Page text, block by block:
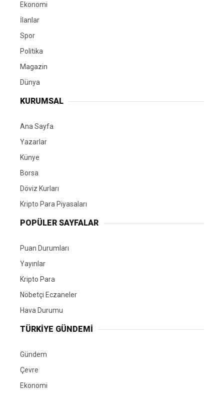
Ekonomi
İlanlar
Spor
Politika
Magazin
Dünya
KURUMSAL
Ana Sayfa
Yazarlar
Künye
Borsa
Döviz Kurları
Kripto Para Piyasaları
POPÜLER SAYFALAR
Puan Durumları
Yayınlar
Kripto Para
Nöbetçi Eczaneler
Hava Durumu
TÜRKIYE GÜNDEMI
Gündem
Çevre
Ekonomi